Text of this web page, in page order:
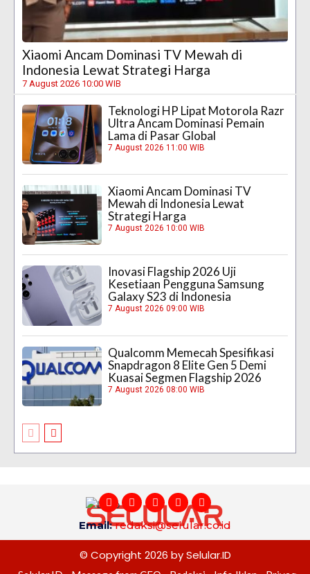
Xiaomi Ancam Dominasi TV Mewah di
Indonesia Lewat Strategi Harga
7 August 2026 10:00 WIB
Teknologi HP Lipat Motorola Razr
Ultra Ancam Dominasi Pemain
Lama di Pasar Global
7 August 2026 11:00 WIB
Xiaomi Ancam Dominasi TV
Mewah di Indonesia Lewat
Strategi Harga
7 August 2026 10:00 WIB
Inovasi Flagship 2026 Uji
Kesetiaan Pengguna Samsung
Galaxy S23 di Indonesia
7 August 2026 09:00 WIB
Qualcomm Memecah Spesifikasi
Snapdragon 8 Elite Gen 5 Demi
Kuasai Segmen Flagship 2026
7 August 2026 08:00 WIB
Email:redaksi@selular.co.id
© Copyright 2026 by Selular.ID